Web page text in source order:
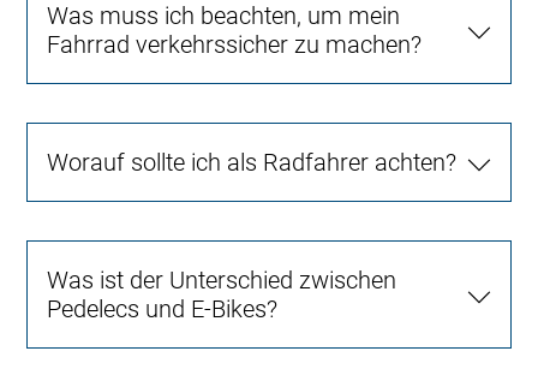
Was muss ich beachten, um mein
Fahrrad verkehrssicher zu machen?
Worauf sollte ich als Radfahrer achten?
Was ist der Unterschied zwischen
Pedelecs und E-Bikes?